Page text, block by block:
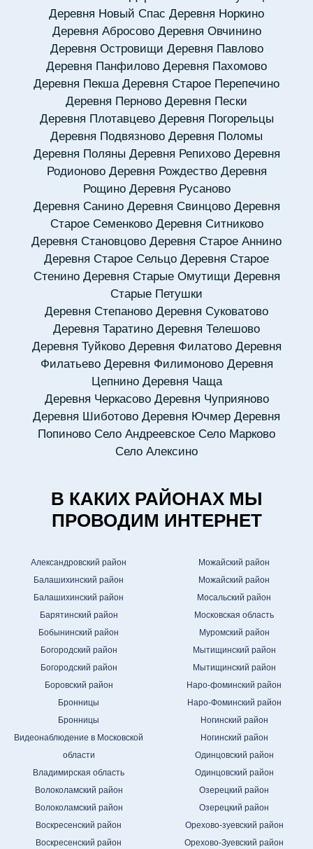
Деревня Новый Спас Деревня Норкино
Деревня Абросово Деревня Овчинино
Деревня Островищи Деревня Павлово
Деревня Панфилово Деревня Пахомово
Деревня Пекша Деревня Старое Перепечино
Деревня Перново Деревня Пески
Деревня Плотавцево Деревня Погорельцы
Деревня Подвязново Деревня Поломы
Деревня Поляны Деревня Репихово Деревня
Родионово Деревня Рождество Деревня
Рощино Деревня Русаново
Деревня Санино Деревня Свинцово Деревня
Старое Семенково Деревня Ситниково
Деревня Становцово Деревня Старое Аннино
Деревня Старое Сельцо Деревня Старое
Стенино Деревня Старые Омутищи Деревня
Старые Петушки
Деревня Степаново Деревня Суковатово
Деревня Таратино Деревня Телешово
Деревня Туйково Деревня Филатово Деревня
Филатьево Деревня Филимоново Деревня
Цепнино Деревня Чаща
Деревня Черкасово Деревня Чуприяново
Деревня Шиботово Деревня Ючмер Деревня
Попиново Село Андреевское Село Марково
Село Алексино
В КАКИХ РАЙОНАХ МЫ
ПРОВОДИМ ИНТЕРНЕТ
Александровский район
Балашихинский район
Балашихинский район
Барятинский район
Бобынинский район
Богородский район
Богородский район
Боровский район
Бронницы
Бронницы
Видеонаблюдение в Московской
области
Владимирская область
Волоколамский район
Волоколамский район
Воскресенский район
Воскресенский район
Можайский район
Можайский район
Мосальский район
Московская область
Муромский район
Мытищинский район
Мытищинский район
Наро-фоминский район
Наро-Фоминский район
Ногинский район
Ногинский район
Одинцовский район
Одинцовский район
Озерецкий район
Озерецкий район
Орехово-зуевский район
Орехово-Зуевский район